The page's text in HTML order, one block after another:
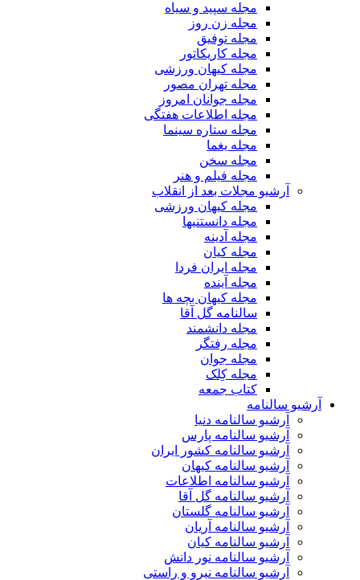
مجله سپید و سیاه
مجله زن روز
مجله توفیق
مجله کاریکاتور
مجله کیهان ورزشی
مجله تهران مصور
مجله جوانان امروز
مجله اطلاعات هفتگی
مجله ستاره سینما
مجله یغما
مجله سخن
مجله فیلم و هنر
آرشیو مجلات بعد از انقلاب
مجله کیهان ورزشی
مجله دانستنیها
مجله آدینه
مجله کیان
مجله ایران فردا
مجله آینده
مجله کیهان بچه ها
سالنامه گل آقا
مجله دانشمند
مجله رفتگر
مجله جوان
مجله کِلک
کتاب جمعه
آرشیو سالنامه
آرشیو سالنامه دنیا
آرشیو سالنامه پارس
آرشیو سالنامه کشور ایران
آرشیو سالنامه کیهان
آرشیو سالنامه اطلاعات
آرشیو سالنامه گل آقا
آرشیو سالنامه گلستان
آرشیو سالنامه آریان
آرشیو سالنامه کیان
آرشیو سالنامه نور دانش
آرشیو سالنامه نیرو و راستی